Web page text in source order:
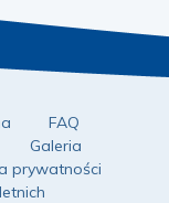
FAQ
Galeria
prywatności